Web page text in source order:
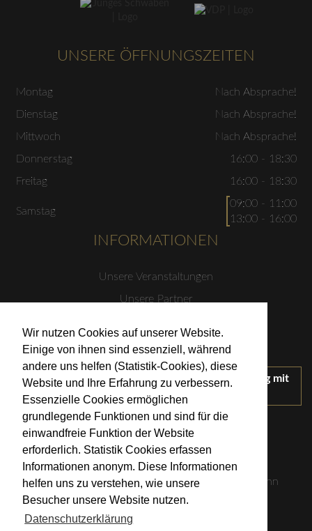
Wir nutzen Cookies auf unserer Website.
Einige von ihnen sind essenziell, während
andere uns helfen (Statistik-Cookies), diese
Website und Ihre Erfahrung zu verbessern.
Essenzielle Cookies ermöglichen
grundlegende Funktionen und sind für die
einwandfreie Funktion der Website
erforderlich. Statistik Cookies erfassen
Informationen anonym. Diese Informationen
helfen uns zu verstehen, wie unsere
Besucher unsere Website nutzen.
Datenschutzerklärung
UNSERE ÖFFNUNGSZEITEN
Montag
Nach Absprache!
Dienstag
Nach Absprache!
Mittwoch
Nach Absprache!
Donnerstag
16:00 - 18:30
Freitag
16:00 - 18:30
Samstag
09:00 - 11:00
13:00 - 16:00
INFORMATIONEN
Unsere Veranstaltungen
Unsere Partner
Impressum
Wir treten für einen verantwortungsvollen Umgang mit
Alkohol ein.
KONTAKT
Weingut Kistenmacher & Hengerer
Eugen-Nägele-Straße 23-25, 74074 Heilbronn
info@kistenmacher-hengerer.de